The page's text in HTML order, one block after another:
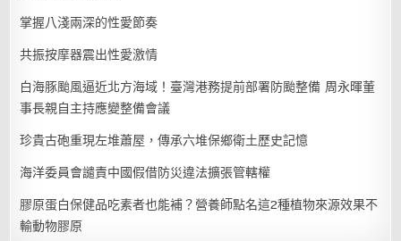
掌握八淺兩深的性愛節奏
共振按摩器震出性愛激情
白海豚颱風逼近北方海域！臺灣港務提前部署防颱整備 周永暉董
事長親自主持應變整備會議
珍貴古砲重現左堆蕭屋，傳承六堆保鄉衛土歷史記憶
海洋委員會譴責中國假借防災違法擴張管轄權
膠原蛋白保健品吃素者也能補？營養師點名這2種植物來源效果不
輸動物膠原